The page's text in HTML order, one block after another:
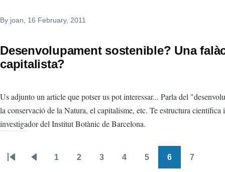
By joan , 16 February, 2011
Desenvolupament sostenible? Una
capitalista?
Us adjunto un article que potser us pot interessar... Parla del
la conservació de la Natura, el capitalisme, etc. Te estructura científica
investigador del Institut Botànic de Barcelona.
Pagination
1 2 3 4 5 6 7